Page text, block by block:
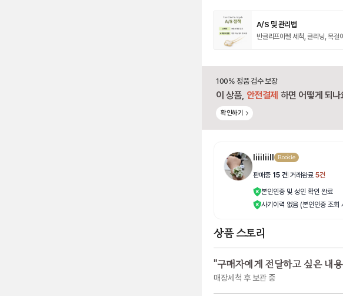
A/S 및 관리법
반클리프아펠 세척, 클리닝, 목걸
100% 정품 검수 보장
이 상품, 안전결제 하면 어떻게 되
확인하기
IiiiIiill Rookie
판매중 15 건 거래완료 5건
본인인증 및 성인 확인 완료
사기이력 없음 (본인인증 조회
상품 스토리
"구매자에게 전달하고 싶은 내
매장세척 후 보관 중